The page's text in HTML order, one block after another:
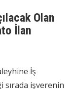
Olan
İlan
İş
sırada işverenin